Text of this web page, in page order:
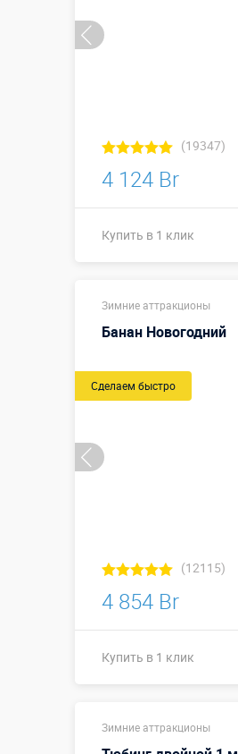
(19347)
4 124 Br
Купить в 1 клик
Зимние аттракционы
Банан Новогодний
Сделаем быстро
(12115)
4 854 Br
Купить в 1 клик
Зимние аттракционы